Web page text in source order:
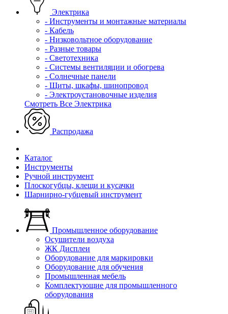
Электрика
- Инструменты и монтажные материалы
- Кабель
- Низковольтное оборудование
- Разные товары
- Светотехника
- Системы вентиляции и обогрева
- Солнечные панели
- Щиты, шкафы, шинопровод
- Электроустановочные изделия
Смотреть Все Электрика
Распродажа
Каталог
Инструменты
Ручной инструмент
Плоскогубцы, клещи и кусачки
Шарнирно-губцевый инструмент
Промышленное оборудование
Осушители воздуха
ЖК Дисплеи
Оборудование для маркировки
Оборудование для обучения
Промышленная мебель
Комплектующие для промышленного
оборудования